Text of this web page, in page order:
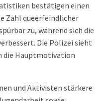
bestätigen einen
Zahl queerfeindlicher
zu, während sich die
Die Polizei sieht
die Hauptmotivation
und Aktivisten stärkere